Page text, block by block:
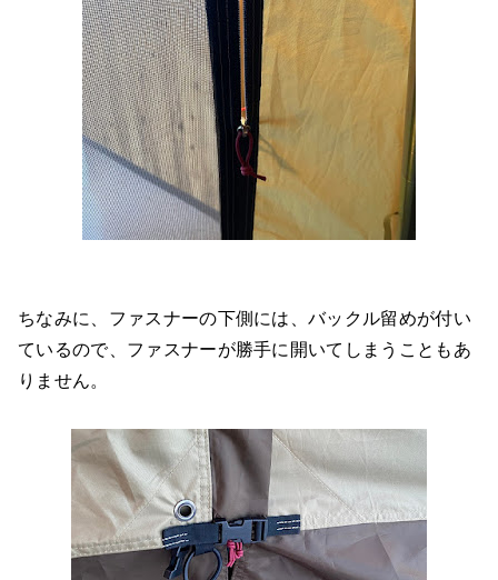
ちなみに、ファスナーの下側には、バックル留めが付い
ているので、ファスナーが勝手に開いてしまうこともあ
りません。